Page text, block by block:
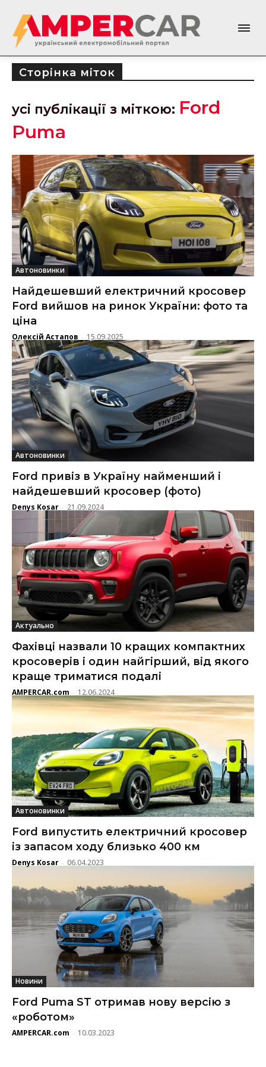
Сторінка міток
усі публікації з міткою: Ford
Puma
Автоновинки
Найдешевший електричний кросовер
Ford вийшов на ринок України: фото та
ціна
Олексій Астапов - 15.09.2025
Автоновинки
Ford привіз в Україну найменший і
найдешевший кросовер (фото)
Denys Kosar - 21.09.2024
Актуально
Фахівці назвали 10 кращих компактних
кросоверів і один найгірший, від якого
краще триматися подалі
AMPERCAR.com - 12.06.2024
Автоновинки
Ford випустить електричний кросовер
із запасом ходу близько 400 км
Denys Kosar - 06.04.2023
Новини
Ford Puma ST отримав нову версію з
«роботом»
AMPERCAR.com - 10.03.2023